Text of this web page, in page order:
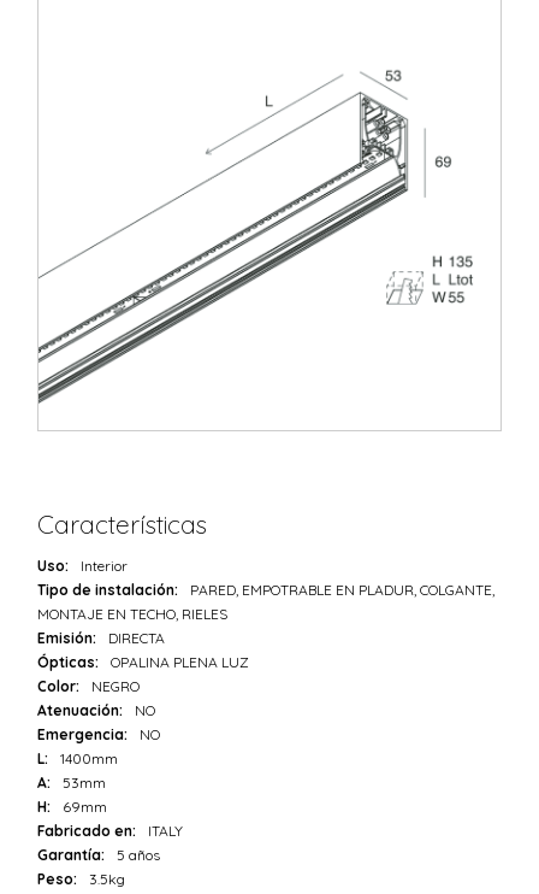
Características
Uso:
Interior
Tipo de instalación:
PARED, EMPOTRABLE EN PLADUR, COLGANTE,
MONTAJE EN TECHO, RIELES
Emisión:
DIRECTA
Ópticas:
OPALINA PLENA LUZ
Color:
NEGRO
Atenuación:
NO
Emergencia:
NO
L:
1400mm
A:
53mm
H:
69mm
Fabricado en:
ITALY
Garantía:
5 años
Peso:
3.5kg